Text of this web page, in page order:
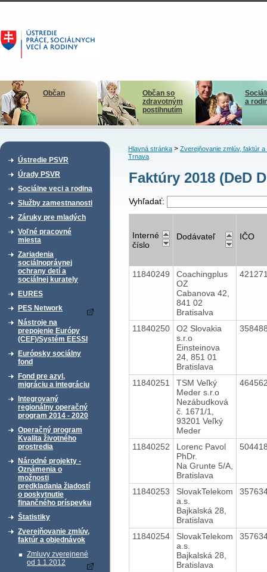
Občan
Občan so
zdravotným
postihnutím
a
Ústredie PSVR
Úrady PSVR
Sociálne veci a rodina
Služby zamestnanosti
Záruky pre mladých
Voľné pracovné
miesta
Zariadenia
sociálnoprávnej
ochrany detí a
sociálnej kurately
EURES
PES Network
Nástroje na
prepojenie Európy
(CEF)/Systém EESSI
Európsky sociálny
fond
Fond pre azyl,
migráciu a integráciu
Integrovaný
regionálny operačný
program 2014 - 2020
Operačný program
Kvalita životného
prostredia
Národné projekty -
Oznámenia o
možnosti
predkladania žiadostí
o poskytnutie
finančného príspevku
Štatistiky
Zverejňovanie zmlúv,
faktúr a objednávok
Zmluvy zverejnené
od 1.1.2012
Hlavná stránka> Zverejňovanie zmlúv, faktúr a
Trnava
Faktúry 2018 (DeD
Vyhľadať:
Interné
číslo
Dodávateľ IČO
11840249
Coachingplus
OZ
Cabanova 42,
841 02
Bratisalva
11840250
O2 Slovakia
s.r.o
Einsteinova
24, 851 01
Bratislava
11840251
TSM Veľký
Meder s.r.o
Nezábudková
č. 1671/1,
93201 Veľký
Meder
11840252
Lorenc Pavol
PhDr.
Na Grunte 5/A,
Bratislava
11840253
SlovakTelekom
a.s.
Bajkalská 28,
Bratislava
11840254
SlovakTelekom
a.s.
Bajkalská 28,
Bratislava